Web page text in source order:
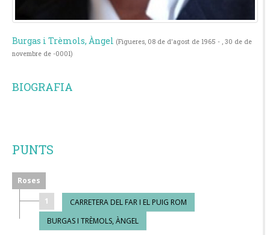
Burgas i Trèmols, Àngel (Figueres, 08 de d'agost de 1965 - , 30 de de
novembre de -0001)
BIOGRAFIA
PUNTS
Roses
1
CARRETERA DEL FAR I EL PUIG ROM
BURGAS I TRÈMOLS, ÀNGEL